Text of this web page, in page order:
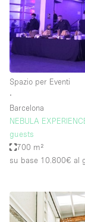
Spazio per Eventi
∙
Barcelona
NEBULA
guests
700 m²
su base 10.800€ al